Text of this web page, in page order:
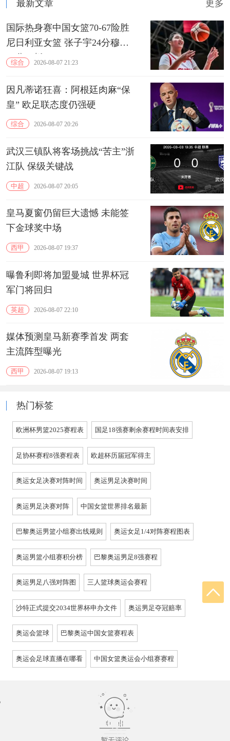
最新文章 更多
国际热身赛中国女篮70-67险胜
尼日利亚女篮 张子宇24分穆萨
15分10板
综合 2026-08-07 21:23
因凡蒂诺狂喜：阿根廷肉麻“保
皇” 欧足联态度仍强硬
综合 2026-08-07 20:26
武汉三镇队将客场挑战“苦主”浙
江队 保级关键战
中超 2026-08-07 20:05
皇马夏窗仍留巨大遗憾 未能签
下金球奖中场
西甲 2026-08-07 19:37
曝鲁利即将加盟曼城 世界杯冠
军门将回归
英超 2026-08-07 22:10
媒体预测皇马新赛季首发 两套
主流阵型曝光
西甲 2026-08-07 19:13
热门标签
欧洲杯男篮2025赛程表 国足18强赛剩余赛程时间表安排
足协杯赛程8强赛程表 欧超杯历届冠军得主
奥运女足决赛对阵时间 奥运男足决赛时间
奥运男足决赛对阵 中国女篮世界排名最新
巴黎奥运男篮小组赛出线规则 奥运女足1/4对阵赛程图表
奥运男篮小组赛积分榜 巴黎奥运男足8强赛程
奥运男足八强对阵图 三人篮球奥运会赛程
沙特正式提交2034世界杯申办文件 奥运男足夺冠赔率
奥运会篮球 巴黎奥运中国女篮赛程表
奥运会足球直播在哪看 中国女篮奥运会小组赛赛程